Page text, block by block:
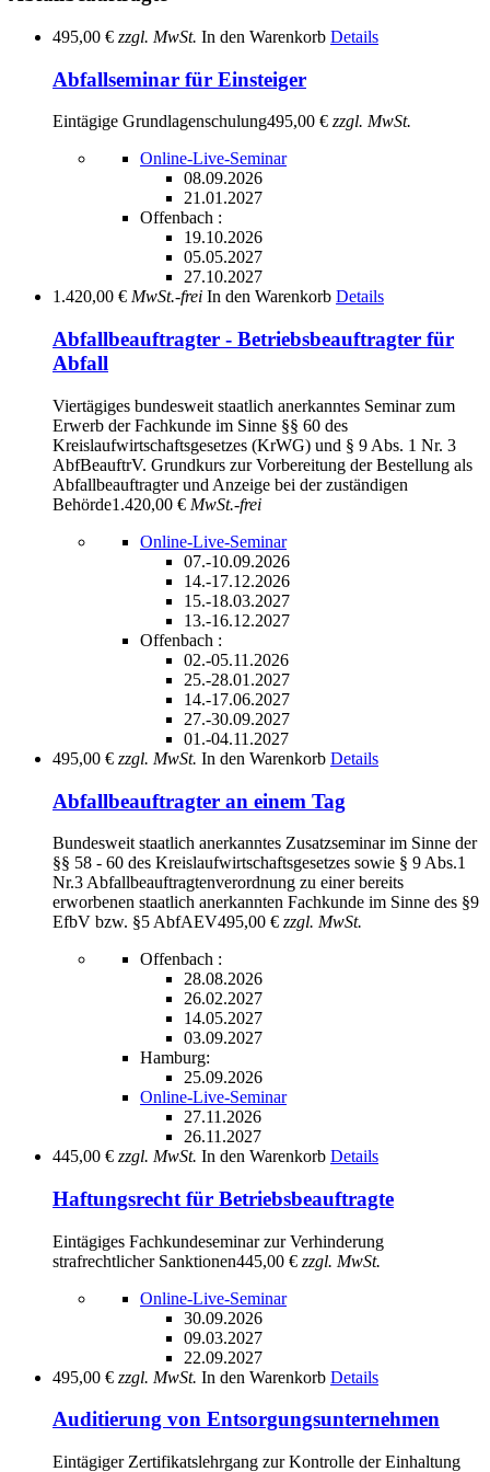
495,00 € zzgl. MwSt. In den Warenkorb Details
Abfallseminar für Einsteiger
Eintägige Grundlagenschulung495,00 € zzgl. MwSt.
Online-Live-Seminar
08.09.2026
21.01.2027
Offenbach :
19.10.2026
05.05.2027
27.10.2027
1.420,00 € MwSt.-frei In den Warenkorb Details
Abfallbeauftragter - Betriebsbeauftragter für
Abfall
Viertägiges bundesweit staatlich anerkanntes Seminar zum
Erwerb der Fachkunde im Sinne §§ 60 des
Kreislaufwirtschaftsgesetzes (KrWG) und § 9 Abs. 1 Nr. 3
AbfBeauftrV. Grundkurs zur Vorbereitung der Bestellung als
Abfallbeauftragter und Anzeige bei der zuständigen
Behörde1.420,00 € MwSt.-frei
Online-Live-Seminar
07.-10.09.2026
14.-17.12.2026
15.-18.03.2027
13.-16.12.2027
Offenbach :
02.-05.11.2026
25.-28.01.2027
14.-17.06.2027
27.-30.09.2027
01.-04.11.2027
495,00 € zzgl. MwSt. In den Warenkorb Details
Abfallbeauftragter an einem Tag
Bundesweit staatlich anerkanntes Zusatzseminar im Sinne der
§§ 58 - 60 des Kreislaufwirtschaftsgesetzes sowie § 9 Abs.1
Nr.3 Abfallbeauftragtenverordnung zu einer bereits
erworbenen staatlich anerkannten Fachkunde im Sinne des §9
EfbV bzw. §5 AbfAEV495,00 € zzgl. MwSt.
Offenbach :
28.08.2026
26.02.2027
14.05.2027
03.09.2027
Hamburg:
25.09.2026
Online-Live-Seminar
27.11.2026
26.11.2027
445,00 € zzgl. MwSt. In den Warenkorb Details
Haftungsrecht für Betriebsbeauftragte
Eintägiges Fachkundeseminar zur Verhinderung
strafrechtlicher Sanktionen445,00 € zzgl. MwSt.
Online-Live-Seminar
30.09.2026
09.03.2027
22.09.2027
495,00 € zzgl. MwSt. In den Warenkorb Details
Auditierung von Entsorgungsunternehmen
Eintägiger Zertifikatslehrgang zur Kontrolle der Einhaltung